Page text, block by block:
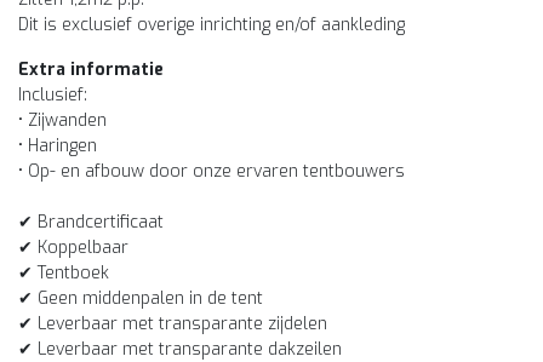
Dit is exclusief overige inrichting en/of aankleding
Extra informatie
Inclusief:
• Zijwanden
• Haringen
• Op- en afbouw door onze ervaren tentbouwers
✔ Brandcertificaat
✔ Koppelbaar
✔ Tentboek
✔ Geen middenpalen in de tent
✔ Leverbaar met transparante zijdelen
✔ Leverbaar met transparante dakzeilen